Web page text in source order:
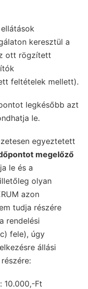
keresztül a
ott rögzített
feltételek mellett).
legkésőbb azt
le.
egyeztetett
megelőző
le és a
olyan
azon
tudja részére
rendelési
fele), úgy
állási
10.000,-Ft